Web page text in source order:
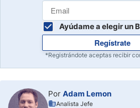
Ayúdame a elegir un
Regístrate
*Registrándote aceptas recibir
Por Adam Lemon
Analista Jefe